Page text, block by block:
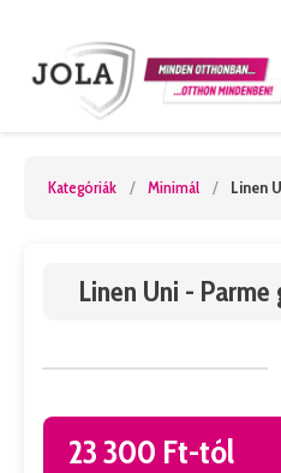
Kategóriák / Minimál / Linen
Linen Uni -
23 300 Ft-tól